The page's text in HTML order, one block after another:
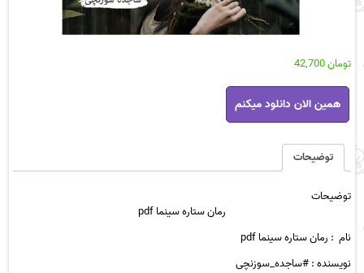
تومان42,700
رمان
ستاره
سینما
عدد
همین الان دانلود میکنم
توضیحات
توضیحات
رمان ستاره سینما pdf
نام : رمان ستاره سینما pdf
نویسنده : #ساجده_سوزنچی